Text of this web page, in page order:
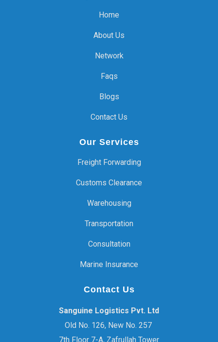
Home
About Us
Network
Faqs
Blogs
Contact Us
Our Services
Freight Forwarding
Customs Clearance
Warehousing
Transportation
Consultation
Marine Insurance
Contact Us
Sanguine Logistics Pvt. Ltd
Old No. 126, New No. 257
7th Floor 7-A, Zafrullah Tower